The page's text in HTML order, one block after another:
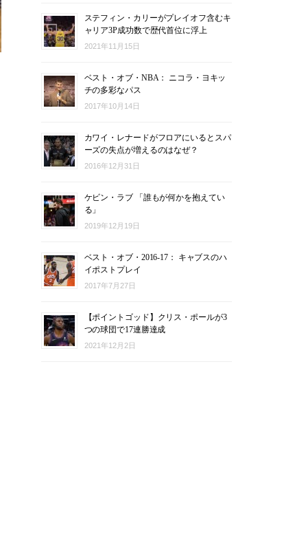
ステフィン・カリーがプレイオフ含むキ
ャリア3P成功数で歴代首位に浮上
2021年11月15日
ベスト・オブ・NBA： ニコラ・ヨキッ
チの多彩なパス
2017年10月14日
カワイ・レナードがフロアにいるとスパ
ーズの失点が増えるのはなぜ？
2016年12月31日
ケビン・ラブ 「誰もが何かを抱えてい
る」
2019年12月19日
ベスト・オブ・2016-17： キャブスのハ
イポストプレイ
2017年7月27日
【ポイントゴッド】クリス・ポールが3
つの球団で17連勝達成
2021年12月2日